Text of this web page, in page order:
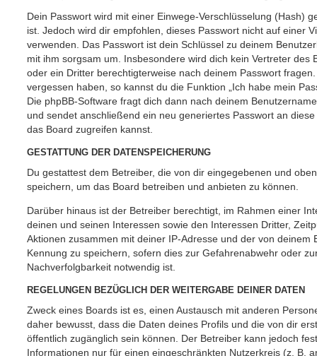
Dein Passwort wird mit einer Einwege-Verschlüsselung (Hash)
ist. Jedoch wird dir empfohlen, dieses Passwort nicht auf einer
verwenden. Das Passwort ist dein Schlüssel zu deinem
mit ihm sorgsam um. Insbesondere wird dich kein Vertreter des
oder ein Dritter berechtigterweise nach deinem Passwort
vergessen haben, so kannst du die Funktion „Ich habe mein
Die phpBB-Software fragt dich dann nach deinem
und sendet anschließend ein neu generiertes Passwort an
das Board zugreifen kannst.
GESTATTUNG DER DATENSPEICHERUNG
Du gestattest dem Betreiber, die von dir eingegebenen und
speichern, um das Board betreiben und anbieten zu können.
Darüber hinaus ist der Betreiber berechtigt, im Rahmen einer
deinen und seinen Interessen sowie den Interessen Dritter,
Aktionen zusammen mit deiner IP-Adresse und der von deinem
Kennung zu speichern, sofern dies zur Gefahrenabwehr oder
Nachverfolgbarkeit notwendig ist.
REGELUNGEN BEZÜGLICH DER WEITERGABE DEINER DATEN
Zweck eines Boards ist es, einen Austausch mit anderen
daher bewusst, dass die Daten deines Profils und die von dir
öffentlich zugänglich sein können. Der Betreiber kann jedoch
Informationen nur für einen eingeschränkten Nutzerkreis (z. B.